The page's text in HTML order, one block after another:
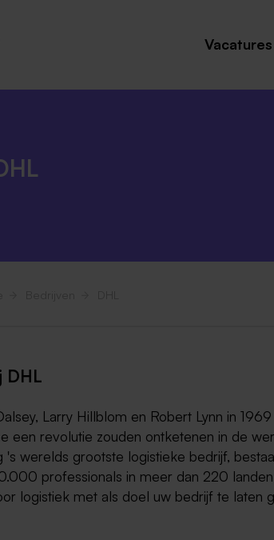
Vacatures
DHL
Larry Hillblom en Robert Lynn in
een revolutie zouden ontketenen in de
's werelds grootste logistieke bedrijf,
professionals in meer dan 220
logistiek met als doel uw bedrijf te laten